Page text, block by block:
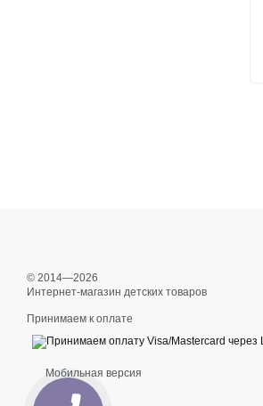
© 2014—2026
Интернет-магазин детских товаров
Принимаем к оплате
Мобильная версия